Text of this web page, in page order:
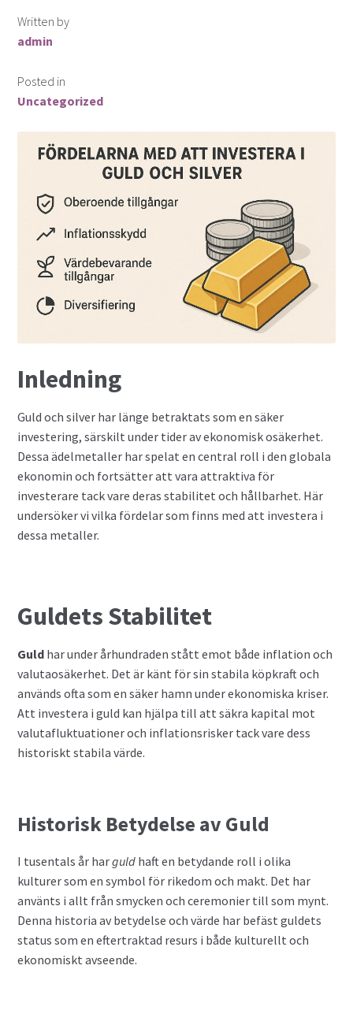
Finansiella instrument för valutahandel
Hur köper man aktier?
Investera i syndaktier
ISK (Investeringssparkonto)
Kontakta oss
Lån
Privatlån
Samla ihop dina lån
SMS-lån
Spara i fonder
Valutahandel
Valutahandel med hävstång
Written by
admin
Posted in
Uncategorized
Inledning
Guld och silver har länge betraktats som en säker
investering, särskilt under tider av ekonomisk osäkerhet.
Dessa ädelmetaller har spelat en central roll i den globala
ekonomin och fortsätter att vara attraktiva för
investerare tack vare deras stabilitet och hållbarhet. Här
undersöker vi vilka fördelar som finns med att investera i
dessa metaller.
Guldets Stabilitet
Guld har under århundraden stått emot både inflation och
valutaosäkerhet. Det är känt för sin stabila köpkraft och
används ofta som en säker hamn under ekonomiska kriser.
Att investera i guld kan hjälpa till att säkra kapital mot
valutafluktuationer och inflationsrisker tack vare dess
historiskt stabila värde.
Historisk Betydelse av Guld
I tusentals år harguld haft en betydande roll i olika
kulturer som en symbol för rikedom och makt. Det har
använts i allt från smycken och ceremonier till som mynt.
Denna historia av betydelse och värde har befäst guldets
status som en eftertraktad resurs i både kulturellt och
ekonomiskt avseende.